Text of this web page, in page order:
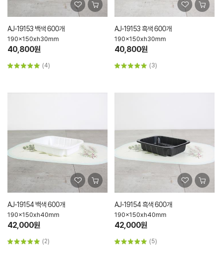
AJ-19153 백색 600개
190x150xh30mm
40,800원
(4)
AJ-19153 흑색 600개
190x150xh30mm
40,800원
(3)
AJ-19154 백색 600개
190x150xh40mm
42,000원
(2)
AJ-19154 흑색 600개
190x150xh40mm
42,000원
(5)